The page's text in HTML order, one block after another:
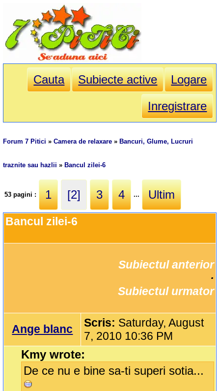
Cauta Subiecte active
Logare
Inregistrare
Forum 7 Pitici »Camera de relaxare » Bancuri, Glume, Lucruri
traznite sau hazlii » Bancul zilei-6
53 pagini : 1 [2] 3 4 ... Ultim
Bancul zilei-6
Subiectul anterior
Subiectul urmator
Ange blanc Scris: Saturday, August
7, 2010 10:36 PM
Kmy wrote:
De ce nu e bine sa-ti superi sotia...